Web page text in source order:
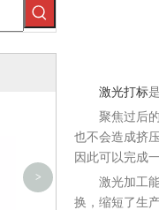
>
激光打标
聚焦过后的
也不会造成挤
因此可以完成
激光加工能
换，缩短了生